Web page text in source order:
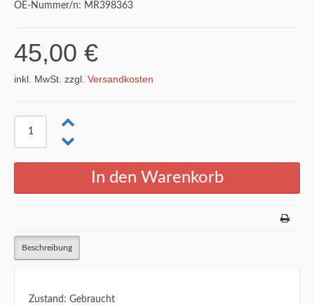
OE-Nummer/n: MR398363
45,00 €
inkl. MwSt. zzgl. Versandkosten
Beschreibung
Zustand: Gebraucht